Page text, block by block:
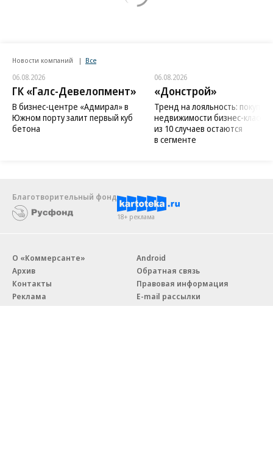
Новости компаний Все
06.08.2026
ГК «Галс-Девелопмент»
В бизнес-центре «Адмирал» в
Южном порту залит первый куб
бетона
06.08.2026
«Донстрой»
Тренд на лояльность:
недвижимости бизнес-класса
из 10 случаев остаются
в сегменте
Благотворительный фонд
18+ реклама
О «Коммерсанте»
Архив
Контакты
Реклама
Android
Обратная связь
Правовая информация
E-mail рассылки